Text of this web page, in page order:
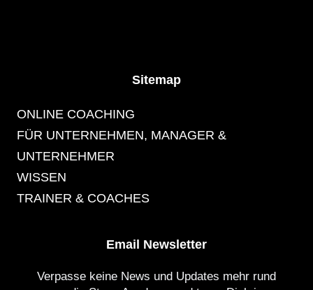
Sitemap
ONLINE COACHING
FÜR UNTERNEHMEN, MANAGER &
UNTERNEHMER
WISSEN
TRAINER & COACHES
Email Newsletter
Verpasse keine News und Updates mehr rund